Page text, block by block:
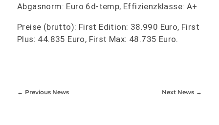
Abgasnorm: Euro 6d-temp, Effizienzklasse: A+
Preise (brutto): First Edition: 38.990 Euro, First
Plus: 44.835 Euro, First Max: 48.735 Euro.
Previous News Next News